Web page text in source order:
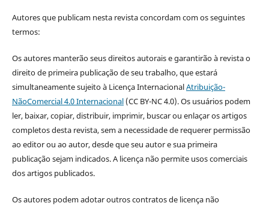
Autores que publicam nesta revista concordam com os seguintes
termos:
Os autores manterão seus direitos autorais e garantirão à revista o
direito de primeira publicação de seu trabalho, que estará
simultaneamente sujeito à Licença InternacionalAtribuição-
NãoComercial 4.0 Internacional(CC BY-NC 4.0). Os usuários podem
ler, baixar, copiar, distribuir, imprimir, buscar ou enlaçar os artigos
completos desta revista, sem a necessidade de requerer permissão
ao editor ou ao autor, desde que seu autor e sua primeira
publicação sejam indicados. A licença não permite usos comerciais
dos artigos publicados.
Os autores podem adotar outros contratos de licença não